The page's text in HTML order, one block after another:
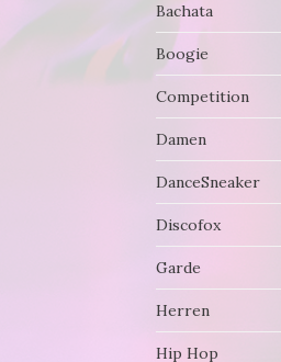
Bachata
Boogie
Competition
Damen
DanceSneaker
Discofox
Garde
Herren
Hip Hop